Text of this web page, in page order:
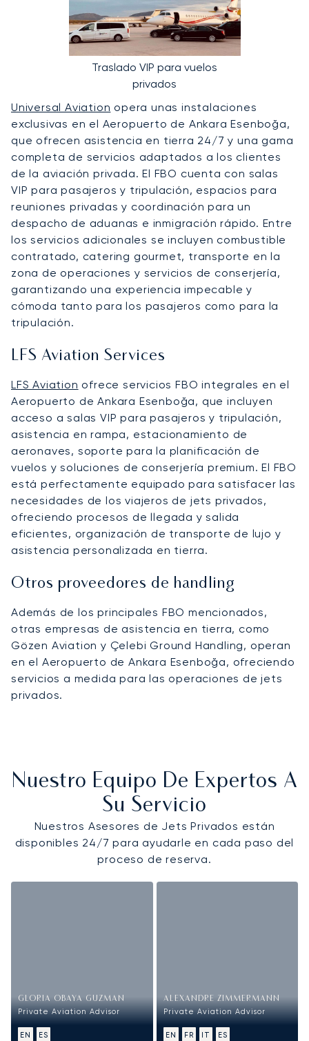
Traslado VIP para vuelos
privados
Universal Aviation opera unas instalaciones
exclusivas en el Aeropuerto de Ankara Esenboğa,
que ofrecen asistencia en tierra 24/7 y una gama
completa de servicios adaptados a los clientes
de la aviación privada. El FBO cuenta con salas
VIP para pasajeros y tripulación, espacios para
reuniones privadas y coordinación para un
despacho de aduanas e inmigración rápido. Entre
los servicios adicionales se incluyen combustible
contratado, catering gourmet, transporte en la
zona de operaciones y servicios de conserjería,
garantizando una experiencia impecable y
cómoda tanto para los pasajeros como para la
tripulación.
LFS Aviation Services
LFS Aviation ofrece servicios FBO integrales en el
Aeropuerto de Ankara Esenboğa, que incluyen
acceso a salas VIP para pasajeros y tripulación,
asistencia en rampa, estacionamiento de
aeronaves, soporte para la planificación de
vuelos y soluciones de conserjería premium. El FBO
está perfectamente equipado para satisfacer las
necesidades de los viajeros de jets privados,
ofreciendo procesos de llegada y salida
eficientes, organización de transporte de lujo y
asistencia personalizada en tierra.
Otros proveedores de handling
Además de los principales FBO mencionados,
otras empresas de asistencia en tierra, como
Gözen Aviation y Çelebi Ground Handling, operan
en el Aeropuerto de Ankara Esenboğa, ofreciendo
servicios a medida para las operaciones de jets
privados.
Nuestro Equipo De Expertos A
Su Servicio
Nuestros Asesores de Jets Privados están
disponibles 24/7 para ayudarle en cada paso del
proceso de reserva.
GLORIA OBAYA GUZMAN
Private Aviation Advisor
EN ES
ALEXANDRE ZIMMERMANN
Private Aviation Advisor
EN FR IT ES